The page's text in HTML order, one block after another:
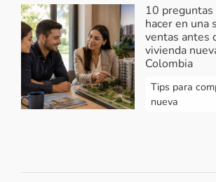
10
hacer en una
ventas antes
vivienda
Colombia
Tips para
nueva